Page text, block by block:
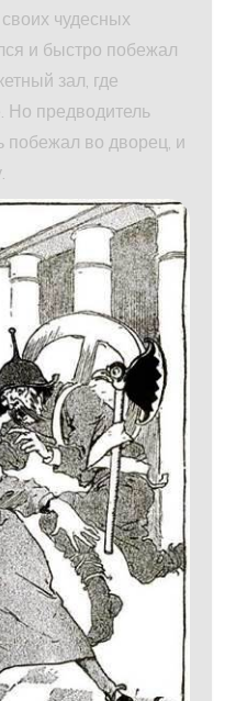
чудесных
и быстро побежал
зал, где
Но предводитель
побежал во дворец, и